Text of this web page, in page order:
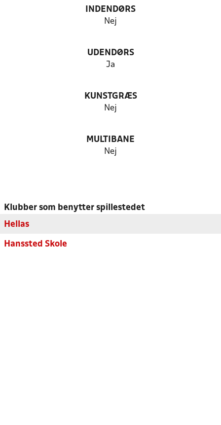
INDENDØRS
Nej
UDENDØRS
Ja
KUNSTGRÆS
Nej
MULTIBANE
Nej
Klubber som benytter spillestedet
Hellas
Hanssted Skole